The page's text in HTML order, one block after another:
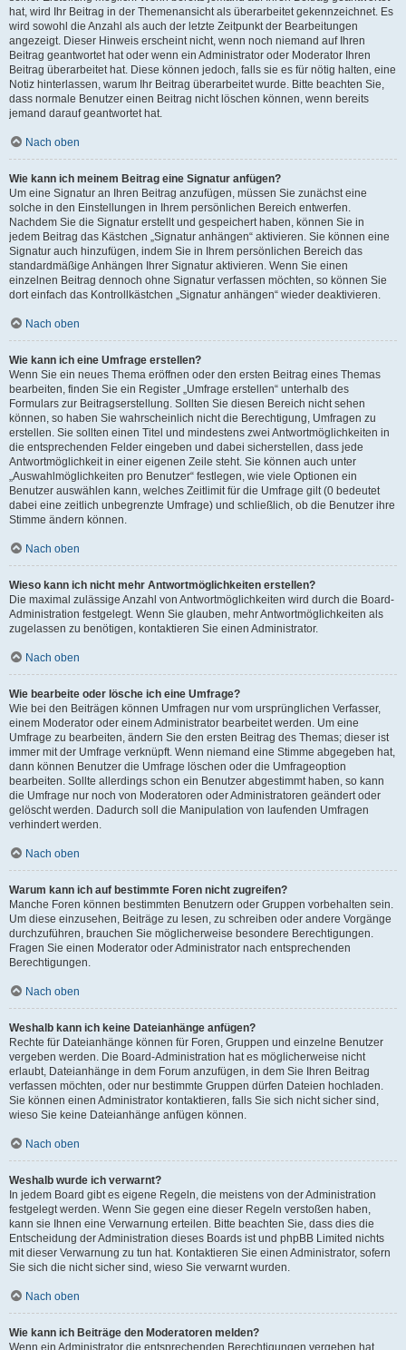
hat, wird Ihr Beitrag in der Themenansicht als überarbeitet gekennzeichnet. Es
wird sowohl die Anzahl als auch der letzte Zeitpunkt der Bearbeitungen
angezeigt. Dieser Hinweis erscheint nicht, wenn noch niemand auf Ihren
Beitrag geantwortet hat oder wenn ein Administrator oder Moderator Ihren
Beitrag überarbeitet hat. Diese können jedoch, falls sie es für nötig halten, eine
Notiz hinterlassen, warum Ihr Beitrag überarbeitet wurde. Bitte beachten Sie,
dass normale Benutzer einen Beitrag nicht löschen können, wenn bereits
jemand darauf geantwortet hat.
Nach oben
Wie kann ich meinem Beitrag eine Signatur anfügen?
Um eine Signatur an Ihren Beitrag anzufügen, müssen Sie zunächst eine
solche in den Einstellungen in Ihrem persönlichen Bereich entwerfen.
Nachdem Sie die Signatur erstellt und gespeichert haben, können Sie in
jedem Beitrag das Kästchen „Signatur anhängen“ aktivieren. Sie können eine
Signatur auch hinzufügen, indem Sie in Ihrem persönlichen Bereich das
standardmäßige Anhängen Ihrer Signatur aktivieren. Wenn Sie einen
einzelnen Beitrag dennoch ohne Signatur verfassen möchten, so können Sie
dort einfach das Kontrollkästchen „Signatur anhängen“ wieder deaktivieren.
Nach oben
Wie kann ich eine Umfrage erstellen?
Wenn Sie ein neues Thema eröffnen oder den ersten Beitrag eines Themas
bearbeiten, finden Sie ein Register „Umfrage erstellen“ unterhalb des
Formulars zur Beitragserstellung. Sollten Sie diesen Bereich nicht sehen
können, so haben Sie wahrscheinlich nicht die Berechtigung, Umfragen zu
erstellen. Sie sollten einen Titel und mindestens zwei Antwortmöglichkeiten in
die entsprechenden Felder eingeben und dabei sicherstellen, dass jede
Antwortmöglichkeit in einer eigenen Zeile steht. Sie können auch unter
„Auswahlmöglichkeiten pro Benutzer“ festlegen, wie viele Optionen ein
Benutzer auswählen kann, welches Zeitlimit für die Umfrage gilt (0 bedeutet
dabei eine zeitlich unbegrenzte Umfrage) und schließlich, ob die Benutzer ihre
Stimme ändern können.
Nach oben
Wieso kann ich nicht mehr Antwortmöglichkeiten erstellen?
Die maximal zulässige Anzahl von Antwortmöglichkeiten wird durch die Board-
Administration festgelegt. Wenn Sie glauben, mehr Antwortmöglichkeiten als
zugelassen zu benötigen, kontaktieren Sie einen Administrator.
Nach oben
Wie bearbeite oder lösche ich eine Umfrage?
Wie bei den Beiträgen können Umfragen nur vom ursprünglichen Verfasser,
einem Moderator oder einem Administrator bearbeitet werden. Um eine
Umfrage zu bearbeiten, ändern Sie den ersten Beitrag des Themas; dieser ist
immer mit der Umfrage verknüpft. Wenn niemand eine Stimme abgegeben hat,
dann können Benutzer die Umfrage löschen oder die Umfrageoption
bearbeiten. Sollte allerdings schon ein Benutzer abgestimmt haben, so kann
die Umfrage nur noch von Moderatoren oder Administratoren geändert oder
gelöscht werden. Dadurch soll die Manipulation von laufenden Umfragen
verhindert werden.
Nach oben
Warum kann ich auf bestimmte Foren nicht zugreifen?
Manche Foren können bestimmten Benutzern oder Gruppen vorbehalten sein.
Um diese einzusehen, Beiträge zu lesen, zu schreiben oder andere Vorgänge
durchzuführen, brauchen Sie möglicherweise besondere Berechtigungen.
Fragen Sie einen Moderator oder Administrator nach entsprechenden
Berechtigungen.
Nach oben
Weshalb kann ich keine Dateianhänge anfügen?
Rechte für Dateianhänge können für Foren, Gruppen und einzelne Benutzer
vergeben werden. Die Board-Administration hat es möglicherweise nicht
erlaubt, Dateianhänge in dem Forum anzufügen, in dem Sie Ihren Beitrag
verfassen möchten, oder nur bestimmte Gruppen dürfen Dateien hochladen.
Sie können einen Administrator kontaktieren, falls Sie sich nicht sicher sind,
wieso Sie keine Dateianhänge anfügen können.
Nach oben
Weshalb wurde ich verwarnt?
In jedem Board gibt es eigene Regeln, die meistens von der Administration
festgelegt werden. Wenn Sie gegen eine dieser Regeln verstoßen haben,
kann sie Ihnen eine Verwarnung erteilen. Bitte beachten Sie, dass dies die
Entscheidung der Administration dieses Boards ist und phpBB Limited nichts
mit dieser Verwarnung zu tun hat. Kontaktieren Sie einen Administrator, sofern
Sie sich die nicht sicher sind, wieso Sie verwarnt wurden.
Nach oben
Wie kann ich Beiträge den Moderatoren melden?
Wenn ein Administrator die entsprechenden Berechtigungen vergeben hat,